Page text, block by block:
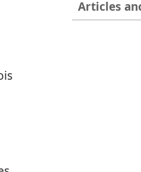
Articles